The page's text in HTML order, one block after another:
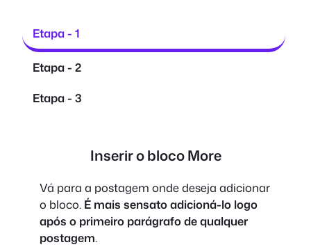
Etapa - 1
Etapa - 2
Etapa - 3
Inserir o bloco More
Vá para a postagem onde deseja adicionar
o bloco. É mais sensato adicioná-lo logo
após o primeiro parágrafo de qualquer
postagem.